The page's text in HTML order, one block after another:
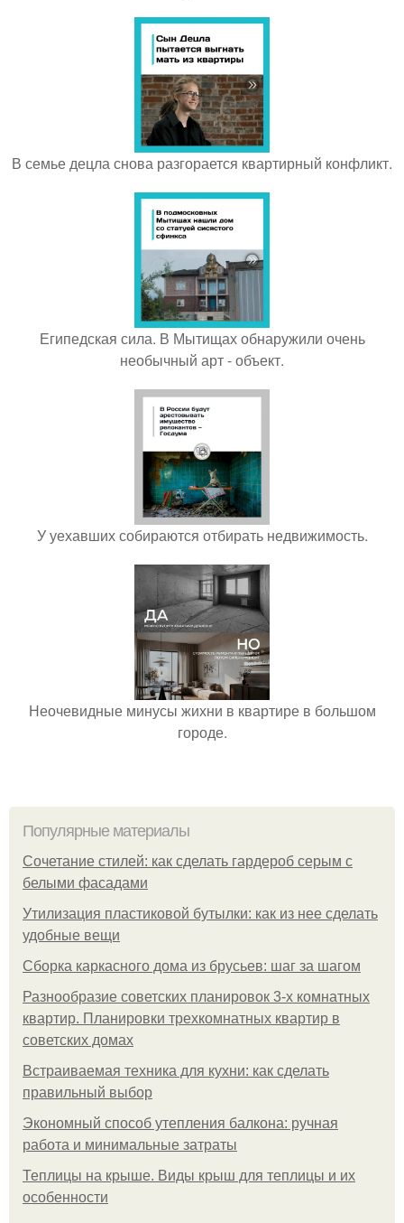
В семье децла снова разгорается квартирный конфликт.
Египедская сила. В Мытищах обнаружили очень
необычный арт - объект.
У уехавших собираются отбирать недвижимость.
Неочевидные минусы жихни в квартире в большом
городе.
Популярные материалы
Сочетание стилей: как сделать гардероб серым с
белыми фасадами
Утилизация пластиковой бутылки: как из нее сделать
удобные вещи
Сборка каркасного дома из брусьев: шаг за шагом
Разнообразие советских планировок 3-х комнатных
квартир. Планировки трехкомнатных квартир в
советских домах
Встраиваемая техника для кухни: как сделать
правильный выбор
Экономный способ утепления балкона: ручная
работа и минимальные затраты
Теплицы на крыше. Виды крыш для теплицы и их
особенности